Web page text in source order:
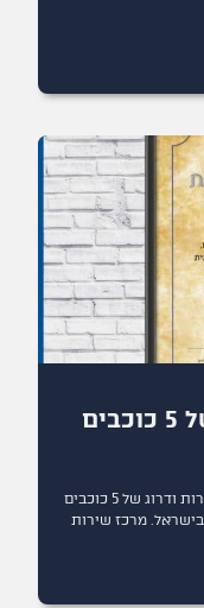
מרכז שירות הבירה קיבל אות הצטיינות בשירות ודרוג של 5 כוכבים
מרכז שירות